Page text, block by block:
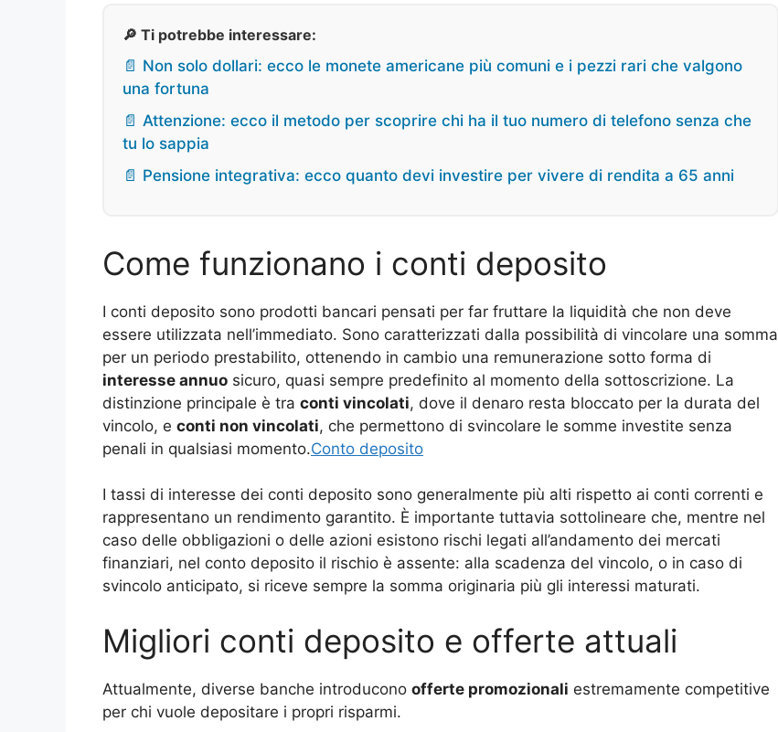
🔎 Ti potrebbe interessare:
📄 Non solo dollari: ecco le monete americane più comuni e i pezzi rari che valgono
una fortuna
📄 Attenzione: ecco il metodo per scoprire chi ha il tuo numero di telefono senza che
tu lo sappia
📄 Pensione integrativa: ecco quanto devi investire per vivere di rendita a 65 anni
Come funzionano i conti deposito
I conti deposito sono prodotti bancari pensati per far fruttare la liquidità che non deve
essere utilizzata nell’immediato. Sono caratterizzati dalla possibilità di vincolare una somma
per un periodo prestabilito, ottenendo in cambio una remunerazione sotto forma di
interesse annuo sicuro, quasi sempre predefinito al momento della sottoscrizione. La
distinzione principale è tra conti vincolati, dove il denaro resta bloccato per la durata del
vincolo, e conti non vincolati, che permettono di svincolare le somme investite senza
penali in qualsiasi momento.Conto deposito
I tassi di interesse dei conti deposito sono generalmente più alti rispetto ai conti correnti e
rappresentano un rendimento garantito. È importante tuttavia sottolineare che, mentre nel
caso delle obbligazioni o delle azioni esistono rischi legati all’andamento dei mercati
finanziari, nel conto deposito il rischio è assente: alla scadenza del vincolo, o in caso di
svincolo anticipato, si riceve sempre la somma originaria più gli interessi maturati.
Migliori conti deposito e offerte attuali
Attualmente, diverse banche introducono offerte promozionali estremamente competitive
per chi vuole depositare i propri risparmi.